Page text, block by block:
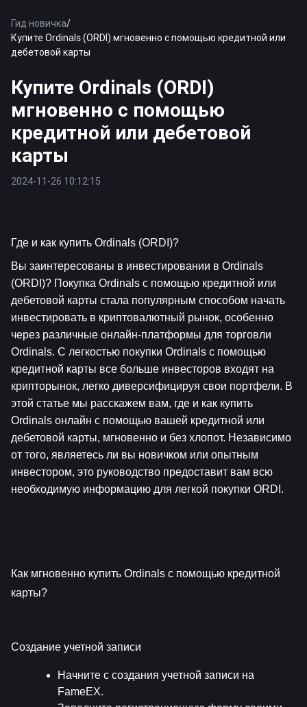
Гид новичка/
Купите Ordinals (ORDI) мгновенно с помощью кредитной или
дебетовой карты
Купите Ordinals (ORDI)
мгновенно с помощью
кредитной или дебетовой
карты
2024-11-26 10:12:15
Где и как купить Ordinals (ORDI)?
Вы заинтересованы в инвестировании в Ordinals
(ORDI)? Покупка Ordinals с помощью кредитной или
дебетовой карты стала популярным способом начать
инвестировать в криптовалютный рынок, особенно
через различные онлайн-платформы для торговли
Ordinals. С легкостью покупки Ordinals с помощью
кредитной карты все больше инвесторов входят на
крипторынок, легко диверсифицируя свои портфели. В
этой статье мы расскажем вам, где и как купить
Ordinals онлайн с помощью вашей кредитной или
дебетовой карты, мгновенно и без хлопот. Независимо
от того, являетесь ли вы новичком или опытным
инвестором, это руководство предоставит вам всю
необходимую информацию для легкой покупки ORDI.
Как мгновенно купить Ordinals с помощью кредитной
карты?
Создание учетной записи
Начните с создания учетной записи на
FameEX.